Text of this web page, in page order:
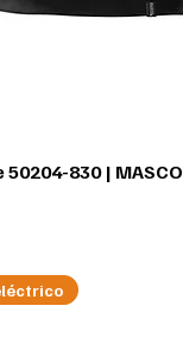
830 |